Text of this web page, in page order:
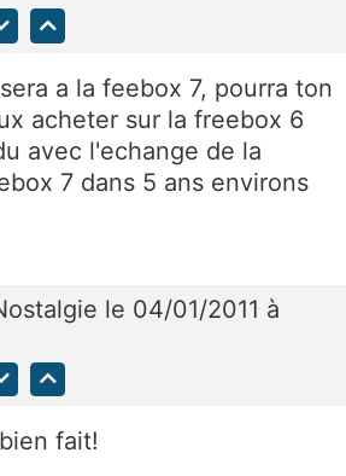
a la feebox 7, pourra ton
acheter sur la freebox 6
avec l'echange de la
7 dans 5 ans environs
le 04/01/2011 à
fait!